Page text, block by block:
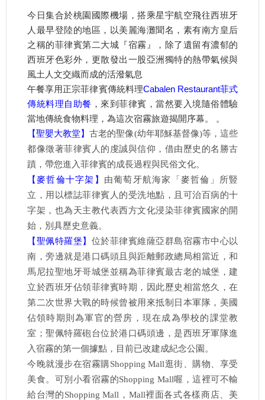
今日集合於桃園國際機場，搭乘星宇航空飛往西班牙
人最早登陸的地區，以美麗海灘聞名，素有南方皇后
之稱的菲律賓第二大城『宿霧』，除了遺留有濃郁的
西班牙色彩外，更散發出一股亞洲獨特的熱帶氣候與
風土人文交織而成的活潑氣息
午餐享用正宗菲律賓傳統料理Cabalen Restaurant菲式
傳統料理自助餐 ，來到菲律賓，當然要入境隨俗體驗
當地傳統食物料理，為這次宿霧旅遊揭開序幕。 。
【聖嬰大教堂】古老的聖像(幼年耶穌基督像)等，這些
都像徵著菲律賓人的虔誠與信仰，借由歷史的名勝古
蹟，帶您進入菲律賓的成長過程與民俗文化。
【麥哲倫十字架】 由葡萄牙航海家「麥哲倫」所豎
立，用以標誌菲律賓人的受洗地點，且可治百病的十
字架，也為天主教代表西方文化浸染菲律賓國家的開
始，別具歷史意義。
【聖佩特羅堡】 位於菲律賓維薩亞群島宿霧市中心以
南，旁邊就是港口碼頭且與距離郵政總局相當近，和
馬尼拉聖地牙哥城堡並稱為菲律賓最古老的城堡，建
立於西班牙佔領菲律賓時期，因此歷史相當悠久，在
第二次世界大戰的時候曾被用來抵制日本軍隊，美國
佔領時期則為軍官的營房，現在成為學校的課堂教
室；聖佩特羅砲台位於港口碼頭邊，是西班牙軍隊進
入宿霧的第一個據點，目前已改建成紀念公園。
今晚就漫步在宿霧購Shopping Mall逛街、購物、享受
美食。可別小看宿霧的Shopping Mall喔，這裡可不輸
給台灣的Shopping Mall，Mall裡面各式各樣商店、美